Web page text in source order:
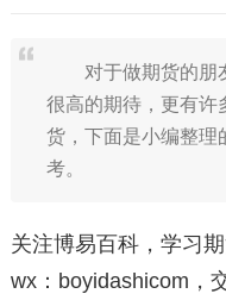
对于做期货的朋
很高的期待，更有许
货，下面是小编整理
考。
关注博易百科，学习
wx：boyidashicom，